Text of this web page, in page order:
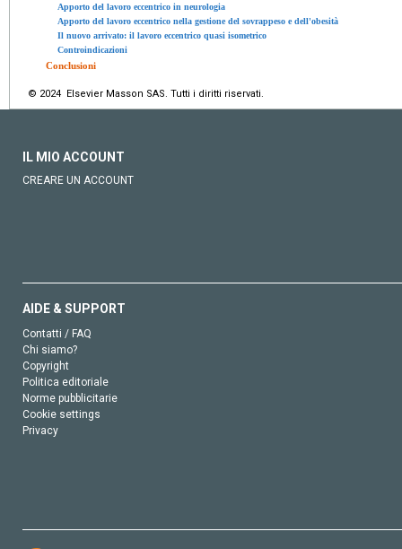
Apporto del lavoro eccentrico in neurologia
Apporto del lavoro eccentrico nella gestione del sovrappeso e dell'obesità
Il nuovo arrivato: il lavoro eccentrico quasi isometrico
Controindicazioni
Conclusioni
© 2024 Elsevier Masson SAS. Tutti i diritti riservati.
IL MIO ACCOUNT
CREARE UN ACCOUNT
AIDE & SUPPORT
Contatti / FAQ
Chi siamo?
Copyright
Politica editoriale
Norme pubblicitarie
Cookie settings
Privacy